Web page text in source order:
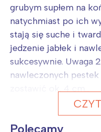
grubym supłem na
natychmiast po ich
stają się suche i
jedzenie jabłek i
sukcesywnie. Uwaga
nawleczonych
Polecamy